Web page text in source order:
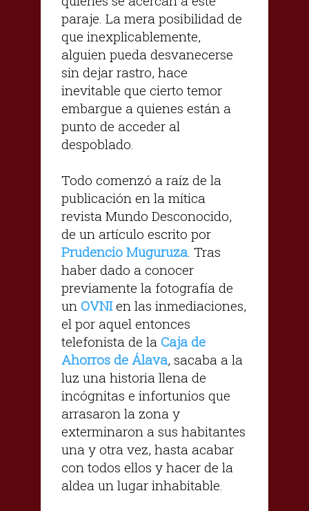
paraje. La mera posibilidad de
que inexplicablemente,
alguien pueda desvanecerse
sin dejar rastro, hace
inevitable que cierto temor
embargue a quienes están a
punto de acceder al
despoblado.
Todo comenzó a raíz de la
publicación en la mítica
revista Mundo Desconocido,
de un artículo escrito por
Prudencio Muguruza . Tras
haber dado a conocer
previamente la fotografía de
un OVNIen las inmediaciones,
el por aquel entonces
telefonista de la Caja de
Ahorros de Álava, sacaba a la
luz una historia llena de
incógnitas e infortunios que
arrasaron la zona y
exterminaron a sus habitantes
una y otra vez, hasta acabar
con todos ellos y hacer de la
aldea un lugar inhabitable.